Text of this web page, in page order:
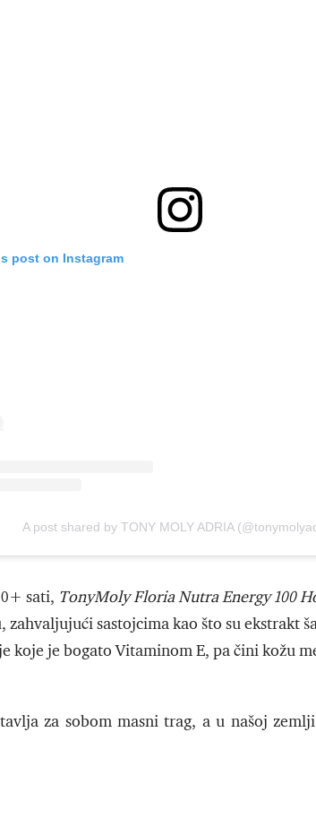
post on Instagram
A post shared by TONY MOLY ADRIA
sati, TonyMoly Floria Nutra Energy 100
zahvaljujući sastojcima kao što su ekstrakt
koje je bogato Vitaminom E, pa čini kožu
za sobom masni trag, a u našoj